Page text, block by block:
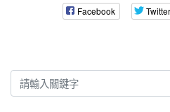
Facebook Twitter